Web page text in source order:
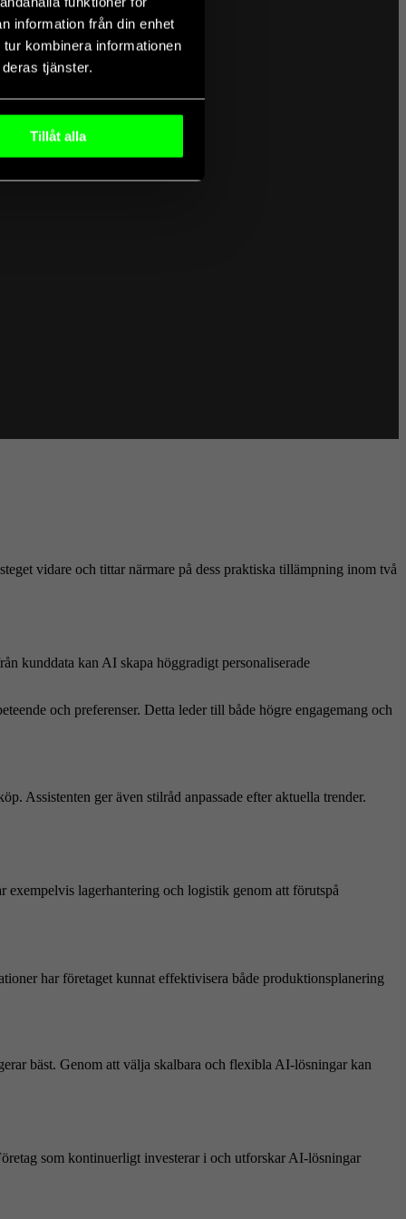
information från din enhet
kombinera informationen
tjänster.
Tillåt alla
vidare och tittar närmare på dess praktiska tillämpning inom två
kunddata kan AI skapa höggradigt personaliserade
och preferenser. Detta leder till både högre engagemang och
Assistenten ger även stilråd anpassade efter aktuella trender.
lagerhantering och logistik genom att förutspå
har företaget kunnat effektivisera både produktionsplanering
bäst. Genom att välja skalbara och flexibla AI-lösningar kan
som kontinuerligt investerar i och utforskar AI-lösningar